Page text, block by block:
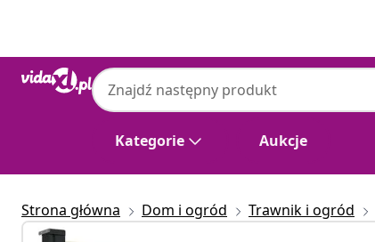
Kategorie Aukcje
Strona główna Dom i ogród Trawnik i ogród